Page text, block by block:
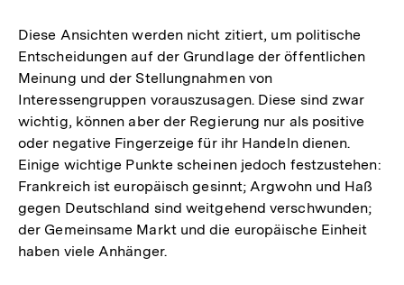
Diese Ansichten werden nicht zitiert, um politische
Entscheidungen auf der Grundlage der öffentlichen
Meinung und der Stellungnahmen von
Interessengruppen vorauszusagen. Diese sind zwar
wichtig, können aber der Regierung nur als positive
oder negative Fingerzeige für ihr Handeln dienen.
Einige wichtige Punkte scheinen jedoch festzustehen:
Frankreich ist europäisch gesinnt; Argwohn und Haß
gegen Deutschland sind weitgehend verschwunden;
der Gemeinsame Markt und die europäische Einheit
haben viele Anhänger.